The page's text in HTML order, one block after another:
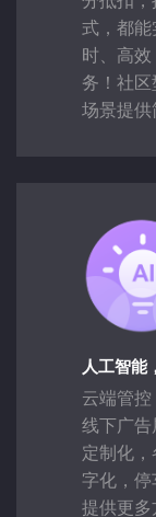
式，都
时、高
务！社
场景提供
人工智能
云端管
线下广
定制化
字化，
提供更多